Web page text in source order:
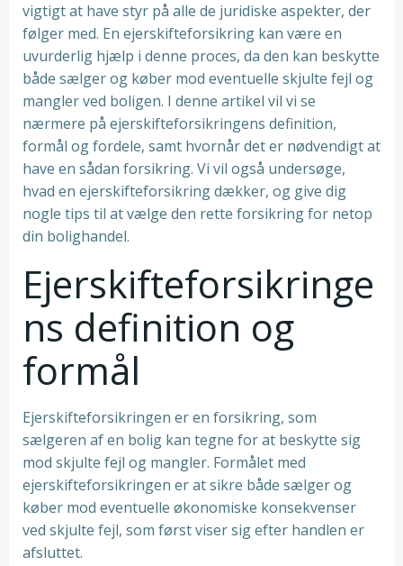
vigtigt at have styr på alle de juridiske aspekter, der
følger med. En ejerskifteforsikring kan være en
uvurderlig hjælp i denne proces, da den kan beskytte
både sælger og køber mod eventuelle skjulte fejl og
mangler ved boligen. I denne artikel vil vi se
nærmere på ejerskifteforsikringens definition,
formål og fordele, samt hvornår det er nødvendigt at
have en sådan forsikring. Vi vil også undersøge,
hvad en ejerskifteforsikring dækker, og give dig
nogle tips til at vælge den rette forsikring for netop
din bolighandel.
Ejerskifteforsikringe
ns definition og
formål
Ejerskifteforsikringen er en forsikring, som
sælgeren af en bolig kan tegne for at beskytte sig
mod skjulte fejl og mangler. Formålet med
ejerskifteforsikringen er at sikre både sælger og
køber mod eventuelle økonomiske konsekvenser
ved skjulte fejl, som først viser sig efter handlen er
afsluttet.